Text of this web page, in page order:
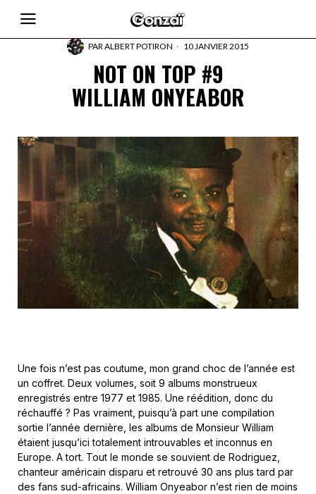
PARALBERT POTIRON 10 JANVIER 2015
NOT ON TOP #9
WILLIAM ONYEABOR
Une fois n’est pas coutume, mon grand choc de l’année est
un coffret. Deux volumes, soit 9 albums monstrueux
enregistrés entre 1977 et 1985. Une réédition, donc du
réchauffé ? Pas vraiment, puisqu’à part une compilation
sortie l’année dernière, les albums de Monsieur William
étaient jusqu’ici totalement introuvables et inconnus en
Europe. A tort. Tout le monde se souvient de Rodriguez,
chanteur américain disparu et retrouvé 30 ans plus tard par
des fans sud-africains. William Onyeabor n’est rien de moins